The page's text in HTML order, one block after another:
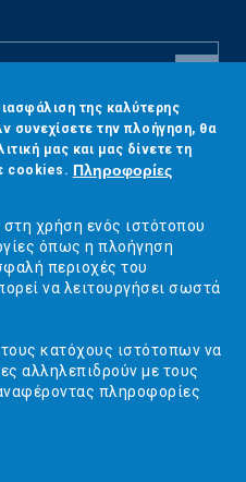
της καλύτερης
συνεχίσετε την πλοήγηση, θα
μας και μας δίνετε τη
cookies. Πληροφορίες
χρήση ενός ιστότοπου
όπως η πλοήγηση
περιοχές του
να λειτουργήσει σωστά
κατόχους ιστότοπων να
αλληλεπιδρούν με τους
πληροφορίες